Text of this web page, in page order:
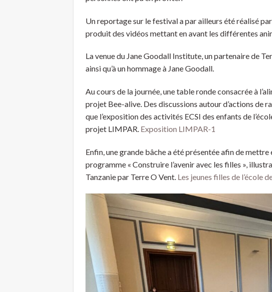
Un reportage sur le festival a par ailleurs été réalisé
produit des vidéos mettant en avant les différentes
La venue du Jane Goodall Institute, un partenaire de
ainsi qu’à un hommage à Jane Goodall.
Au cours de la journée, une table ronde consacrée à
projet Bee-alive. Des discussions autour d’actions de
que l’exposition des activités ECSI des enfants de
projet LIMPAR. Exposition LIMPAR-1
Enfin, une grande bâche a été présentée afin de
programme « Construire l’avenir avec les filles »,
Tanzanie par Terre O Vent. Les jeunes filles de l’école